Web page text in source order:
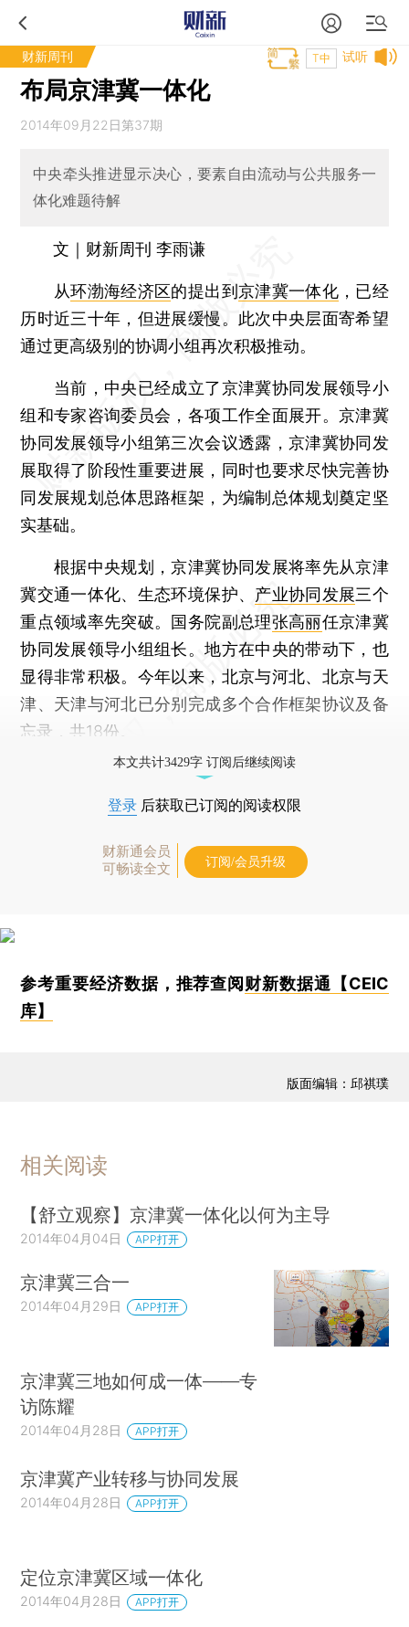
财新周刊 试听
T中
布局京津冀一体化
2014年09月22日第37期
中央牵头推进显示决心，要素自由流动与公共服务一
体化难题待解
文｜财新周刊 李雨谦
从环渤海经济区的提出到 京津冀一体化，已经
历时近三十年，但进展缓慢。此次中央层面寄希望
通过更高级别的协调小组再次积极推动。
当前，中央已经成立了京津冀协同发展领导小
组和专家咨询委员会，各项工作全面展开。京津冀
协同发展领导小组第三次会议透露，京津冀协同发
展取得了阶段性重要进展，同时也要求尽快完善协
同发展规划总体思路框架，为编制总体规划奠定坚
实基础。
根据中央规划，京津冀协同发展将率先从京津
冀交通一体化、生态环境保护、 产业协同发展三个
重点领域率先突破。国务院副总理张高丽任京津冀
协同发展领导小组组长。地方在中央的带动下，也
显得非常积极。今年以来，北京与河北、北京与天
津、天津与河北已分别完成多个合作框架协议及备
忘录，共18份。
本文共计3429字 订阅后继续阅读
登录 后获取已订阅的阅读权限
财新通会员
可畅读全文
订阅/会员升级
参考重要经济数据，推荐查阅 财新数据通【CEIC
库】
版面编辑：邱祺璞
相关阅读
【舒立观察】京津冀一体化以何为主导
2014年04月04日 APP打开
京津冀三合一
2014年04月29日 APP打开
京津冀三地如何成一体——专
访陈耀
2014年04月28日 APP打开
京津冀产业转移与协同发展
2014年04月28日 APP打开
定位京津冀区域一体化
2014年04月28日 APP打开